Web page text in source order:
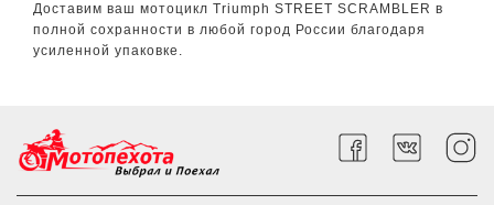
Доставим ваш мотоцикл Triumph STREET SCRAMBLER в
полной сохранности в любой город России благодаря
усиленной упаковке.